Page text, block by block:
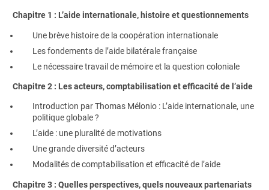
Chapitre 1 : L’aide internationale, histoire et questionnements
Une brève histoire de la coopération internationale
Les fondements de l’aide bilatérale française
Le nécessaire travail de mémoire et la question coloniale
Chapitre 2 : Les acteurs, comptabilisation et efficacité de l’aide
Introduction par Thomas Mélonio : L’aide internationale, une
politique globale ?
L’aide : une pluralité de motivations
Une grande diversité d’acteurs
Modalités de comptabilisation et efficacité de l’aide
Chapitre 3 : Quelles perspectives, quels nouveaux partenariats